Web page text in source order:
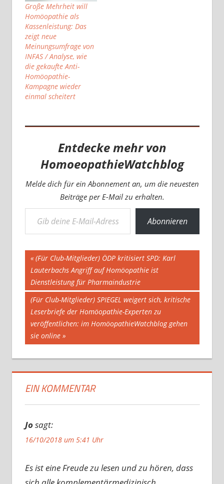
Große Mehrheit will
Homöopathie als
Kassenleistung: Das
zeigt neue
Meinungsumfrage von
INFAS / Analyse, wie
die gekaufte Anti-
Homöopathie-
Kampagne wieder
einmal scheitert
Entdecke mehr von
HomoeopathieWatchblog
Melde dich für ein Abonnement an, um die neuesten
Beiträge per E-Mail zu erhalten.
Gib deine E-Mail-Adresse ein ...
Abonnieren
Beitragsnavigation
Vorheriger
Beitrag:
(Für Club-Mitglieder) ÖDP kritisiert SPD: Karl
Lauterbachs Angriff auf Homöopathie ist
Dienstleistung für Pharmaindustrie
Nächster
Beitrag:
(Für Club-Mitglieder) SPIEGEL weigert sich, kritische
Leserbriefe der Homöopathie-Experten zu
veröffentlichen: im HomöopathieWatchblog gehen
sie online
EIN KOMMENTAR
Josagt:
16/10/2018 um 5:41 Uhr
Es ist eine Freude zu lesen und zu hören, dass